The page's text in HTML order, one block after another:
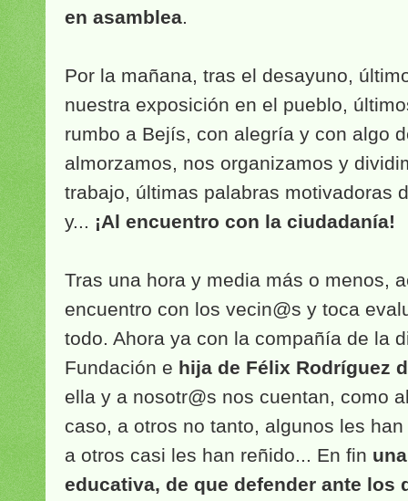
en asamblea.
Por la mañana, tras el desayuno,
nuestra exposición en el pueblo,
rumbo a Bejís, con alegría y con algo
almorzamos, nos organizamos y
trabajo, últimas palabras motivadoras
y... ¡Al encuentro con la ciudadanía!
Tras una hora y media más o menos,
encuentro con los vecin@s y toca
todo. Ahora ya con la compañía de la
Fundación e hija de Félix Rodríguez
ella y a nosotr@s nos cuentan, como
caso, a otros no tanto, algunos les
a otros casi les han reñido... En fin
educativa, de que defender ante los